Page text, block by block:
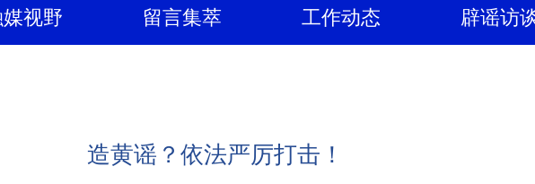
视野 留言集萃 工作动态 辟谣访
造黄谣？依法严厉打击！